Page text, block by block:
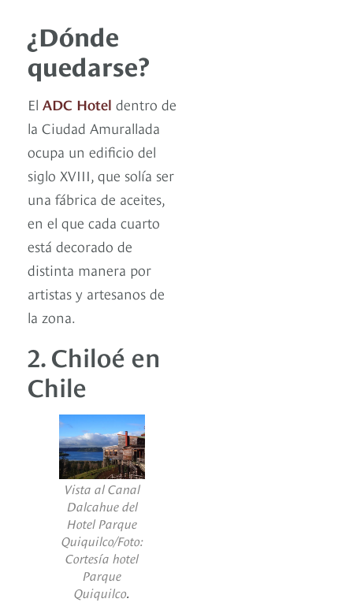
¿Dónde
quedarse?
El ADC Hotel dentro de
la Ciudad Amurallada
ocupa un edificio del
siglo XVIII, que solía ser
una fábrica de aceites,
en el que cada cuarto
está decorado de
distinta manera por
artistas y artesanos de
la zona.
2. Chiloé en
Chile
Vista al Canal
Dalcahue del
Hotel Parque
Quiquilco/Foto:
Cortesía hotel
Parque
Quiquilco